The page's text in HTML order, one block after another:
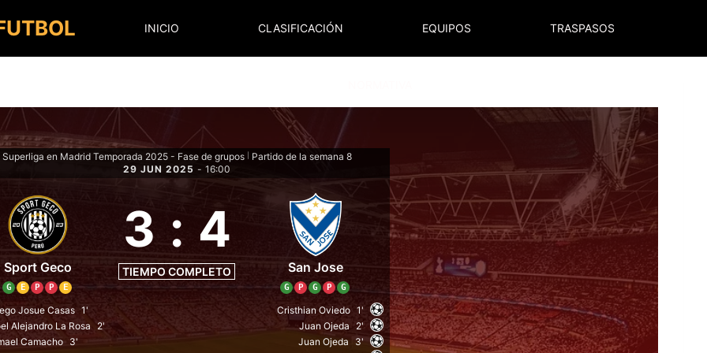
INICIO CLASIFICACIÓN EQUIPOS TRASPASOS
Superliga en Madrid Temporada 2025 - Fase de grupos
Partido de la semana 8
29 JUN 2025 - 16:00
Sport Geco
G E P P E
3 : 4
TIEMPO COMPLETO San Jose
G P G P G
Josue Casas 1'
Alejandro La Rosa
2'
Camacho
3'
Cristhian Oviedo 1'
Juan Ojeda
2'
Juan Ojeda
3'